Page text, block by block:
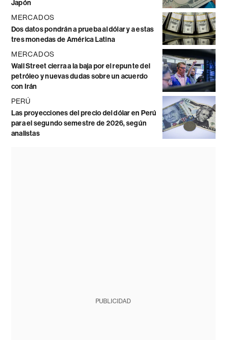
Japón
MERCADOS
Dos datos pondrán a prueba al dólar y a estas
tres monedas de América Latina
MERCADOS
Wall Street cierra a la baja por el repunte del
petróleo y nuevas dudas sobre un acuerdo
con Irán
PERÚ
Las proyecciones del precio del dólar en Perú
para el segundo semestre de 2026, según
analistas
PUBLICIDAD